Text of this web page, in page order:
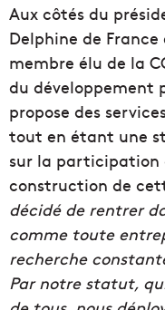
Aux côtés du
Delphine de
membre élu de la
du développement
propose des
tout en étant une
sur la participation
construction de
décidé de rentrer
comme toute
recherche
Par notre statut,